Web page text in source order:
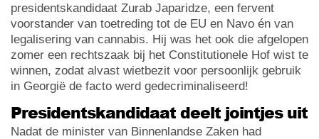
presidentskandidaat Zurab Japaridze, een fervent
voorstander van toetreding tot de EU en Navo én van
legalisering van cannabis. Hij was het ook die afgelopen
zomer een rechtszaak bij het Constitutionele Hof wist te
winnen, zodat alvast wietbezit voor persoonlijk gebruik
in Georgië de facto werd gedecriminaliseerd!
Presidentskandidaat deelt jointjes uit
Nadat de minister van Binnenlandse Zaken had